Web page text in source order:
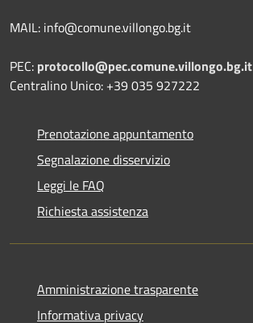
MAIL: info@comune.villongo.bg.it
PEC: protocollo@pec.comune.villongo.bg.it
Centralino Unico: +39 035 927222
Prenotazione appuntamento
Segnalazione disservizio
Leggi le FAQ
Richiesta assistenza
Amministrazione trasparente
Informativa privacy